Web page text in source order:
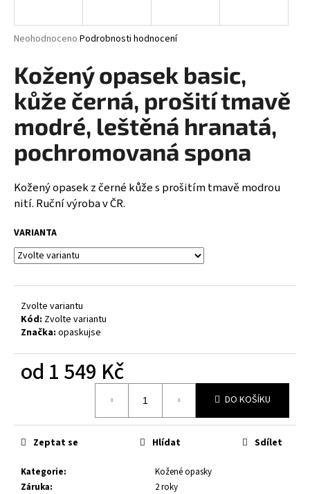
Průměrné
produktu
je
0,0
hvězdiček.
Neohodnoceno Podrobnosti hodnocení
Kožený opasek basic,
kůže černá, prošití tmavě
modré, leštěná hranatá,
pochromovaná spona
Kožený opasek z černé kůže s prošitím tmavě modrou
nití. Ruční výroba v ČR.
VARIANTA
Zvolte variantu
Kód: Zvolte variantu
Značka: opaskujse
od 1 549 Kč
DO KOŠÍKU
Kategorie:
Kožené opasky
Záruka:
2 roky
Zeptat se Hlídat Sdílet
j
t
?
HLEDAT
o
p
o
r
u
e
m
RAŽBA
MONOGRAMU
Kč